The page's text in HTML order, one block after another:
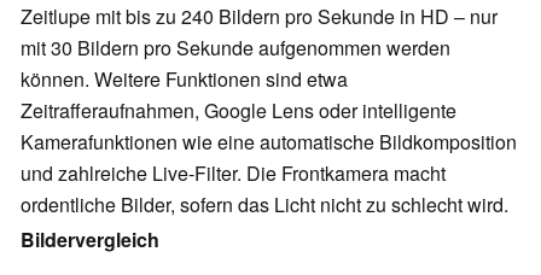
Zeitlupe mit bis zu 240 Bildern pro Sekunde in HD – nur
mit 30 Bildern pro Sekunde aufgenommen werden
können. Weitere Funktionen sind etwa
Zeitrafferaufnahmen, Google Lens oder intelligente
Kamerafunktionen wie eine automatische Bildkomposition
und zahlreiche Live-Filter. Die Frontkamera macht
ordentliche Bilder, sofern das Licht nicht zu schlecht wird.
Bildervergleich